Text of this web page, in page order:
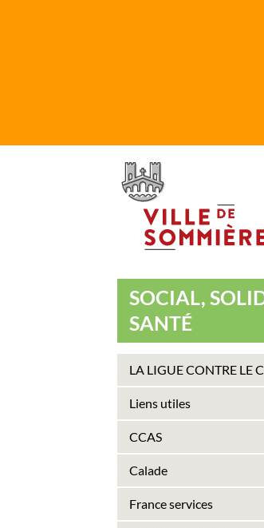
SOCIAL,
SANTÉ
LA LIGUE CONTRE LE
Liens utiles
CCAS
Calade
France services